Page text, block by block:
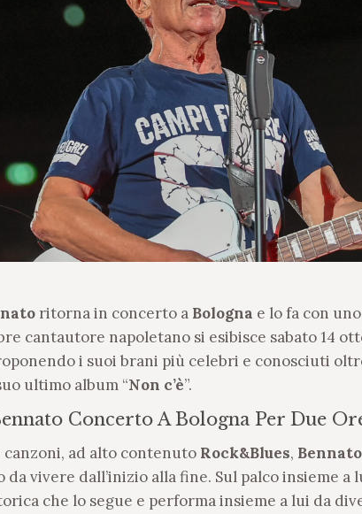
ritorna in concerto a Bologna e lo fa con
cantautore napoletano si esibisce sabato 14
i suoi brani più celebri e conosciuti
ultimo album “Non c’è”.
Concerto A Bologna Per Due
ad alto contenuto Rock&Blues, Bennato
da vivere dall’inizio alla fine. Sul palco insieme a
che lo segue e performa insieme a lui da